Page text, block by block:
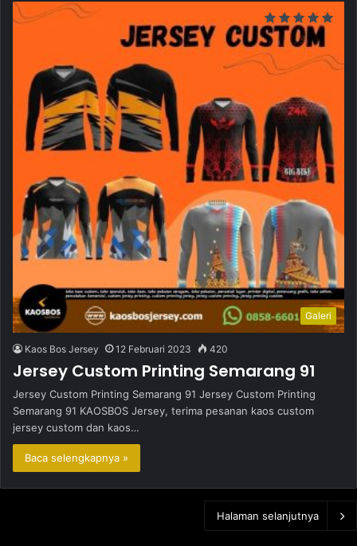
Galeri
Kaos Bos Jersey 12 Februari 2023 420
Jersey Custom Printing Semarang 91
Jersey Custom Printing Semarang 91 Jersey Custom Printing
Semarang 91 KAOSBOS Jersey, terima pesanan kaos custom
jersey custom dan kaos…
Baca selengkapnya »
Halaman selanjutnya